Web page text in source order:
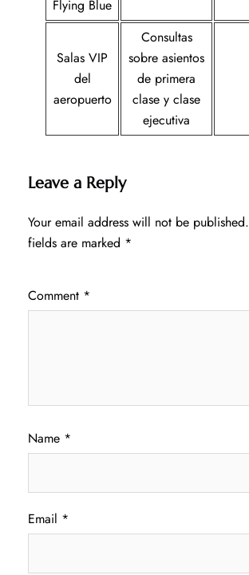
Flying Blue
Salas VIP
del
aeropuerto
Consultas
sobre asientos
de primera
clase y clase
ejecutiva
Leave a Reply
Your email address will not be published.
fields are marked *
Comment *
Name *
Email *